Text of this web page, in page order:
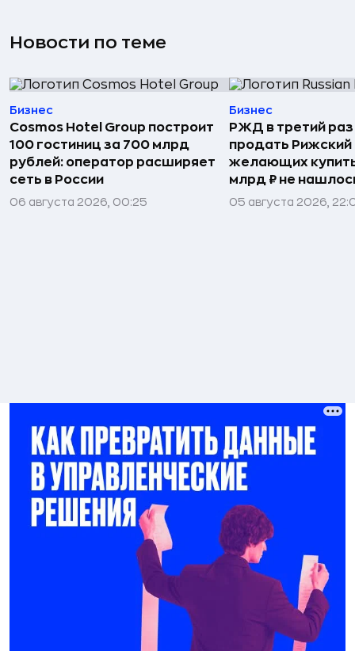
Новости по теме
Бизнес
Cosmos Hotel Group построит
100 гостиниц за 700 млрд
рублей: оператор расширяет
сеть в России
06 августа 2026, 00:25
Бизнес
РЖД в третий
продать Рижский
желающих
млрд ₽ не
05 августа 2026,